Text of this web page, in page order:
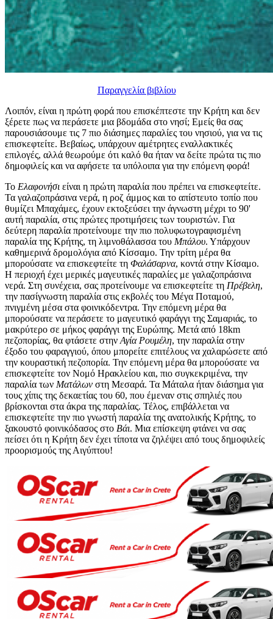
Παραγγελία βιβλίου
Λοιπόν, είναι η πρώτη φορά που επισκέπτεστε την Κρήτη και δεν
ξέρετε πως να περάσετε μια βδομάδα στο νησί; Εμείς θα σας
παρουσιάσουμε τις 7 πιο διάσημες παραλίες του νησιού, για να τις
επισκεφτείτε. Βεβαίως, υπάρχουν αμέτρητες εναλλακτικές
επιλογές, αλλά θεωρούμε ότι καλό θα ήταν να δείτε πρώτα τις πιο
δημοφιλείς και να αφήσετε τα υπόλοιπα για την επόμενη φορά!
Το Ελαφονήσι είναι η πρώτη παραλία που πρέπει να επισκεφτείτε.
Τα γαλαζοπράσινα νερά, η ροζ άμμος και το απίστευτο τοπίο που
θυμίζει Μπαχάμες, έχουν εκτοξεύσει την άγνωστη μέχρι το 90'
αυτή παραλία, στις πρώτες προτιμήσεις των τουριστών. Για
δεύτερη παραλία προτείνουμε την πιο πολυφωτογραφισμένη
παραλία της Κρήτης, τη λιμνοθάλασσα του Μπάλου. Υπάρχουν
καθημερινά δρομολόγια από Κίσσαμο. Την τρίτη μέρα θα
μπορούσατε να επισκεφτείτε τη Φαλάσαρνα, κοντά στην Κίσαμο.
Η περιοχή έχει μερικές μαγευτικές παραλίες με γαλαζοπράσινα
νερά. Στη συνέχεια, σας προτείνουμε να επισκεφτείτε τη Πρέβελη,
την πασίγνωστη παραλία στις εκβολές του Μέγα Ποταμού,
πνιγμένη μέσα στα φοινικόδεντρα. Την επόμενη μέρα θα
μπορούσατε να περάσετε το μαγευτικό φαράγγι της Σαμαριάς, το
μακρύτερο σε μήκος φαράγγι της Ευρώπης. Μετά από 18km
πεζοπορίας, θα φτάσετε στην Αγία Ρουμέλη, την παραλία στην
έξοδο του φαραγγιού, όπου μπορείτε επιτέλους να χαλαρώσετε από
την κουραστική πεζοπορία. Την επόμενη μέρα θα μπορούσατε να
επισκεφτείτε τον Νομό Ηρακλείου και, πιο συγκεκριμένα, την
παραλία των Ματάλων στη Μεσαρά. Τα Μάταλα ήταν διάσημα για
τους χίπις της δεκαετίας του 60, που έμεναν στις σπηλιές που
βρίσκονται στα άκρα της παραλίας. Τέλος, επιβάλλεται να
επισκεφτείτε την πιο γνωστή παραλία της ανατολικής Κρήτης, το
ξακουστό φοινικόδασος στο Βάι. Μια επίσκεψη φτάνει να σας
πείσει ότι η Κρήτη δεν έχει τίποτα να ζηλέψει από τους δημοφιλείς
προορισμούς της Αιγύπτου!